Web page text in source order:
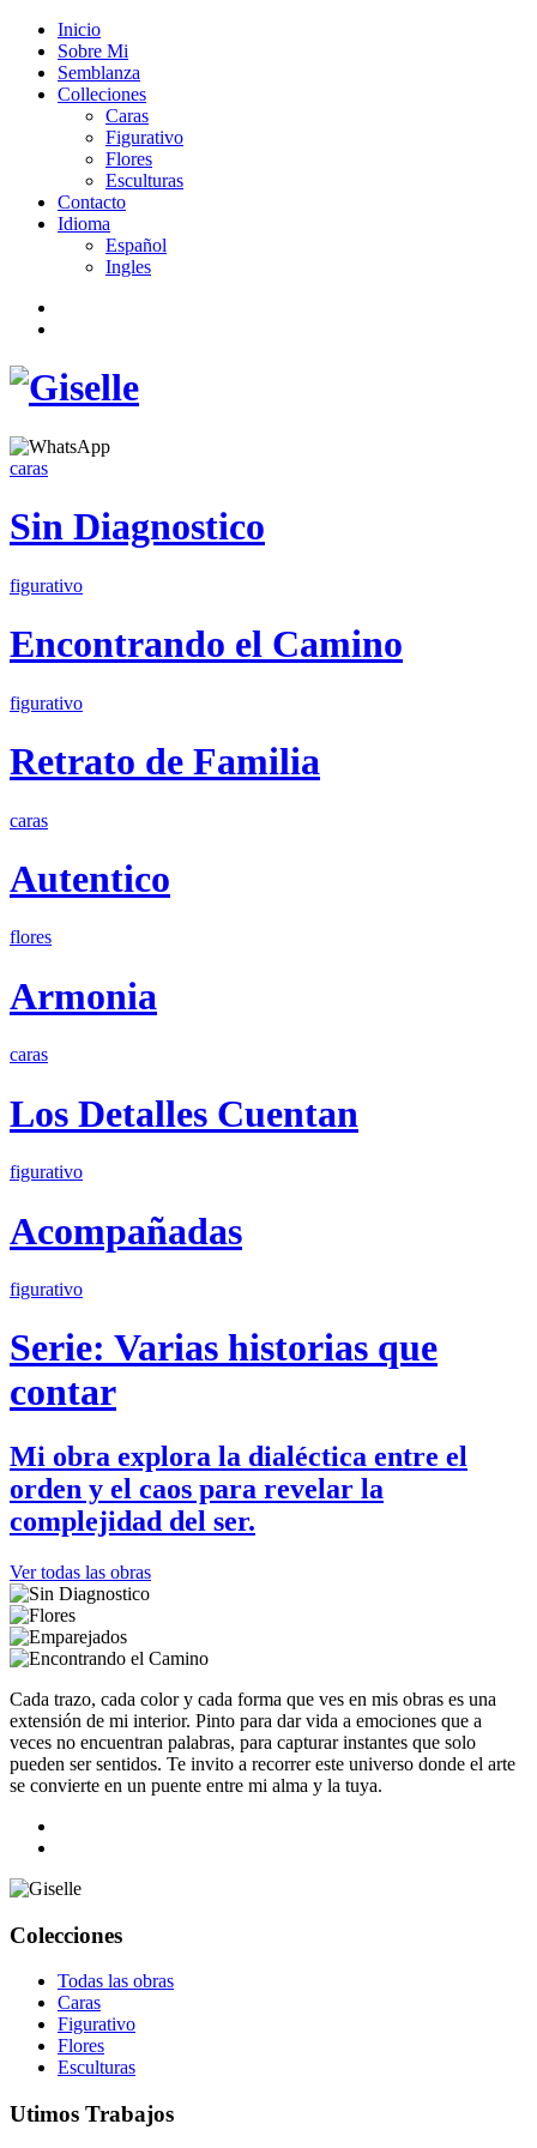
Inicio
Sobre Mi
Semblanza
Colleciones
Caras
Figurativo
Flores
Esculturas
Contacto
Idioma
Español
Ingles
caras
Sin Diagnostico
figurativo
Encontrando el Camino
figurativo
Retrato de Familia
caras
Autentico
flores
Armonia
caras
Los Detalles Cuentan
figurativo
Acompañadas
figurativo
Serie: Varias historias que
contar
Mi obra explora la dialéctica entre el
orden y el caos para revelar la
complejidad del ser.
Ver todas las obras
Cada trazo, cada color y cada forma que ves en mis obras es una
extensión de mi interior. Pinto para dar vida a emociones que a
veces no encuentran palabras, para capturar instantes que solo
pueden ser sentidos. Te invito a recorrer este universo donde el arte
se convierte en un puente entre mi alma y la tuya.
Colecciones
Todas las obras
Caras
Figurativo
Flores
Esculturas
Utimos Trabajos